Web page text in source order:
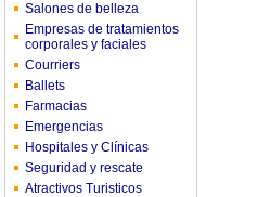
Salones de belleza
Empresas de tratamientos
corporales y faciales
Courriers
Ballets
Farmacias
Emergencias
Hospitales y Clínicas
Seguridad y rescate
Atractivos Turisticos